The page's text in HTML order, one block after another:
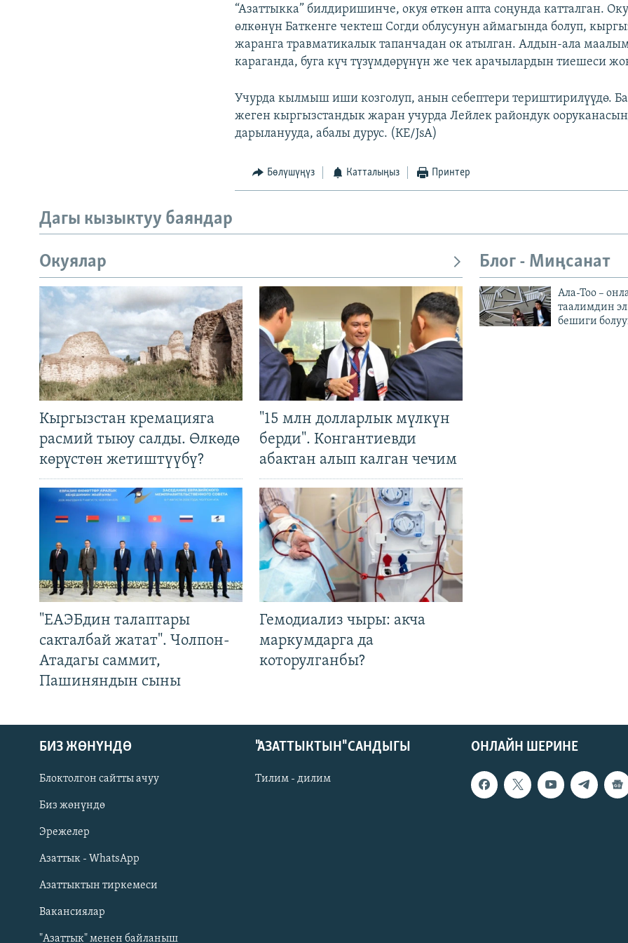
Русский
ОНЛАЙН ШЕРИНЕ
“Азаттыкка” билдиришинче, окуя өткөн апта соңунда катталган.
өлкөнүн Баткенге чектеш Согди облусунун аймагында болуп,
жаранга травматикалык тапанчадан ок атылган. Алдын-ала
караганда, буга күч түзүмдөрүнүн же чек арачылардын тиешеси
Учурда кылмыш иши козголуп, анын себептери териштирилүүдө.
жеген кыргызстандык жаран учурда Лейлек райондук
дарыланууда, абалы дурус. (КЕ/JsA)
Бөлүшүңүз Катталыңыз Принтер
Дагы кызыктуу баяндар
Окуялар
Кыргызстан кремацияга
расмий тыюу салды. Өлкөдө
көрүстөн жетиштүүбү?
"15 млн долларлык мүлкүн
берди". Конгантиевди
абактан алып калган чечим
"ЕАЭБдин талаптары
сакталбай жатат". Чолпон-
Атадагы саммит,
Пашиняндын сыны
Гемодиализ чыры: акча
маркумдарга да
которулганбы?
Блог - Миңсанат
Ала-Тоо –
таалимдин
бешиги
ОНЛАЙН ШЕРИНЕ
БИЗ ЖӨНҮНДӨ
Блоктолгон сайтты ачуу
Биз жөнүндө
Эрежелер
Азаттык - WhatsApp
Азаттыктын тиркемеси
Вакансиялар
"Азаттык" менен байланыш
"АЗАТТЫКТЫН" САНДЫГЫ
Тилим - дилим